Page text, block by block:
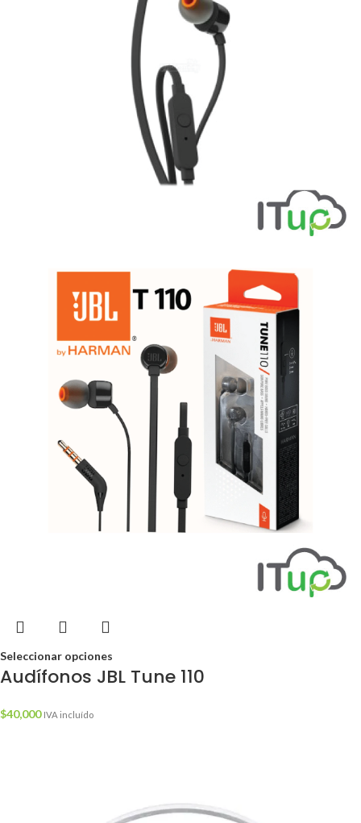
Seleccionar opciones
Audífonos JBL Tune 110
$40,000 IVA incluído